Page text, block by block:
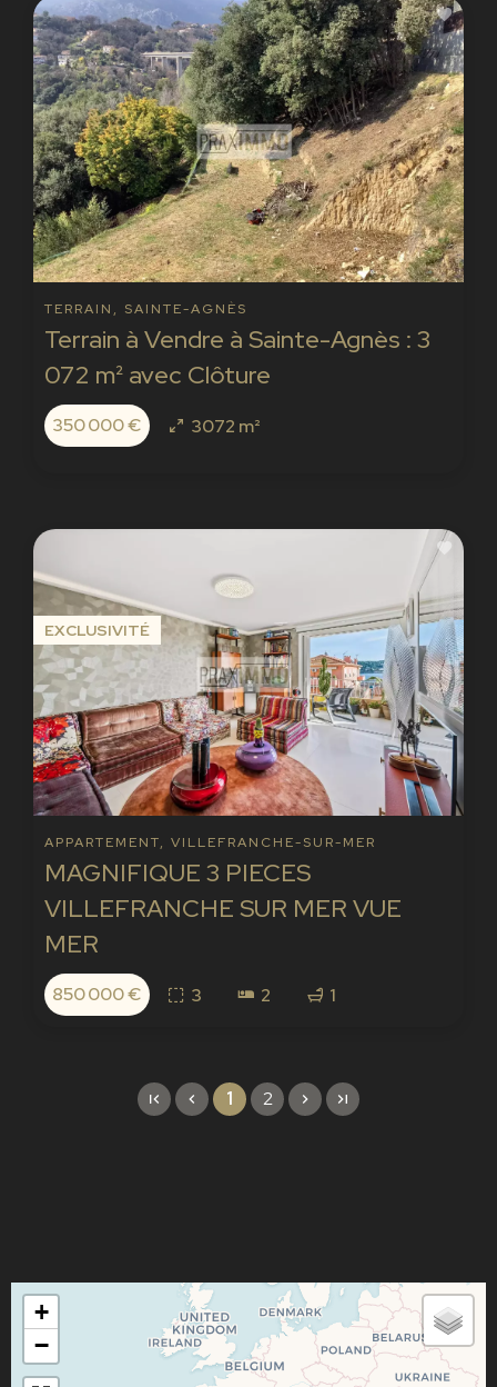
TERRAIN, SAINTE-AGNÈS
Terrain à Vendre à Sainte-Agnès : 3
072 m² avec Clôture
350 000 € 3072 m²
APPARTEMENT, VILLEFRANCHE-SUR-MER
MAGNIFIQUE 3 PIECES
VILLEFRANCHE SUR MER VUE
MER
850 000 € 3 2 1
EXCLUSIVITÉ
1 2
+
−